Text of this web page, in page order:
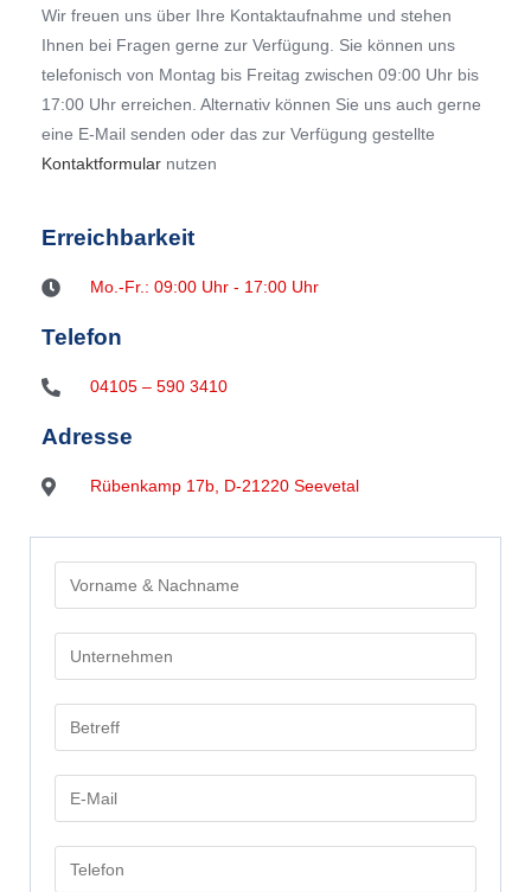
Wir freuen uns über Ihre Kontaktaufnahme und stehen
Ihnen bei Fragen gerne zur Verfügung. Sie können uns
telefonisch von Montag bis Freitag zwischen 09:00 Uhr bis
17:00 Uhr erreichen. Alternativ können Sie uns auch gerne
eine E-Mail senden oder das zur Verfügung gestellte
Kontaktformular nutzen
Erreichbarkeit
Mo.-Fr.: 09:00 Uhr - 17:00 Uhr
Telefon
04105 – 590 3410
Adresse
Rübenkamp 17b, D-21220 Seevetal